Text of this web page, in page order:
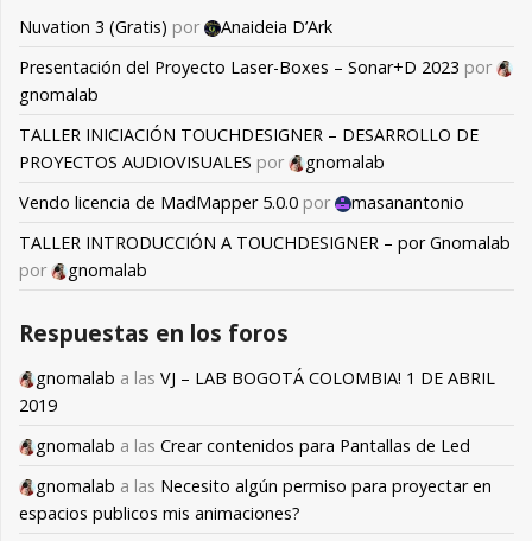
Nuvation 3 (Gratis) por
Anaideia D’Ark
Presentación del Proyecto Laser-Boxes – Sonar+D 2023 por
gnomalab
TALLER INICIACIÓN TOUCHDESIGNER – DESARROLLO DE
PROYECTOS AUDIOVISUALES por
gnomalab
Vendo licencia de MadMapper 5.0.0 por
masanantonio
TALLER INTRODUCCIÓN A TOUCHDESIGNER – por Gnomalab
por
gnomalab
Respuestas en los foros
gnomalab a las VJ – LAB BOGOTÁ COLOMBIA! 1 DE ABRIL
2019
gnomalab a las Crear contenidos para Pantallas de Led
gnomalab a las Necesito algún permiso para proyectar en
espacios publicos mis animaciones?